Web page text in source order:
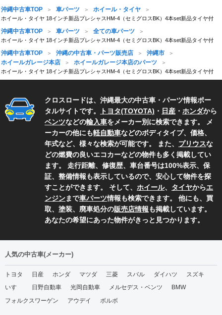
沖縄中古車TOP 車パーツ ホイール・タイヤ
ホイール・タイヤ 18インチ新品プレシャスHM-4（セミグロスBK）4本set新品タイヤ付
沖縄中古車TOP 車パーツ 全ての車パーツ
ホイール・タイヤ 18インチ新品プレシャスHM-4（セミグロスBK）4本set新品タイヤ付
沖縄中古車TOP 沖縄の中古車・パーツ販売店
沖縄市
ホイールガレージ本店
ホイールガレージ本店のパーツ
ホイール・タイヤ 18インチ新品プレシャスHM-4（セミグロスBK）4本set新品タイヤ付
クロスロードは、沖縄最大の中古車・パーツ情報ポー
タルサイトです。
トヨタ(TOYOTA) ・ 日産 ・ ホンダから
ベンツなどの輸入車をメーカー別に検索できます。 メ
ーカーの他にも軽自動車などのボディタイプ、価格、
年式など、様々な検索が可能です。 また、 プリウスな
どの燃費の良いエコカーなどの物件も多く掲載してい
ます。 走行距離、修復歴、車台番号は100%表示、保
証、整備情報も表示しているので、安心して物件を探
すことができます。 そして、 ホイール、 タイヤからエ
ンジンまで車パーツ情報も検索できます。 他にも、買
取、塗装、廃車処分の販売店情報も掲載しています。
あなたの希望にあった物件がきっと見つかります。
人気の中古車(メーカー)
トヨタ 日産 ホンダ マツダ 三菱 スバル ダイハツ
スズキ
いすゞ
日野自動車 光岡自動車 メルセデス・ベンツ
BMW
フォルクスワーゲン
アウデイ ボルボ